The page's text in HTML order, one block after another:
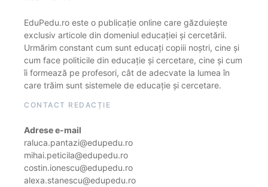
EduPedu.ro este o publicație online care găzduiește
exclusiv articole din domeniul educației și cercetării.
Urmărim constant cum sunt educați copiii noștri, cine și
cum face politicile din educație și cercetare, cine și cum
îi formează pe profesori, cât de adecvate la lumea în
care trăim sunt sistemele de educație și cercetare.
CONTACT REDACȚIE
Adrese e-mail
raluca.pantazi@edupedu.ro
mihai.peticila@edupedu.ro
costin.ionescu@edupedu.ro
alexa.stanescu@edupedu.ro